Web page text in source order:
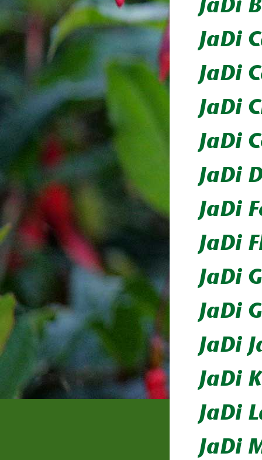
JaDi
JaDi
JaDi
JaDi
JaDi
JaDi
JaDi
JaDi
JaDi
JaDi
JaDi
JaDi
JaDi
JaDi